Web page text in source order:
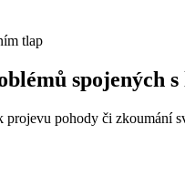
spojených
pohody či